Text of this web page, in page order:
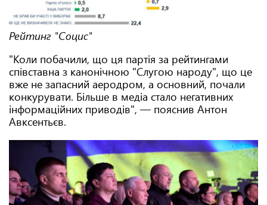
Рейтинг "Социс"
"Коли побачили, що ця партія за рейтингами
співставна з канонічною "Слугою народу", що це
вже не запасний аеродром, а основний, почали
конкурувати. Більше в медіа стало негативних
інформаційних приводів", — пояснив Антон
Авксентьєв.